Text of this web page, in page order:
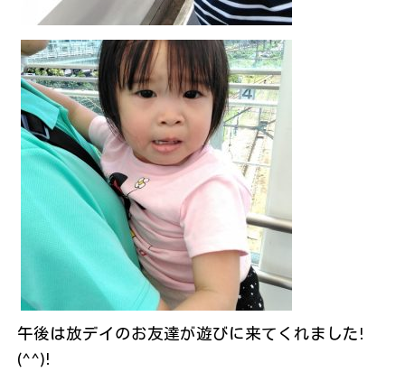
午後は放デイのお友達が遊びに来てくれました!
(^^)!